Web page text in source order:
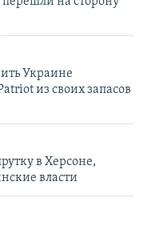
Украине
из своих запасов
в Херсоне,
власти